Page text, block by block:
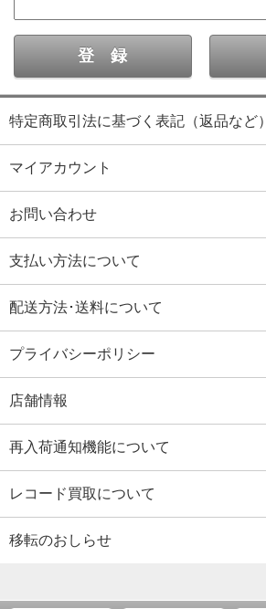
特定商取引法に基づく表記（返品など）
マイアカウント
お問い合わせ
支払い方法について
配送方法･送料について
プライバシーポリシー
店舗情報
再入荷通知機能について
レコード買取について
移転のおしらせ